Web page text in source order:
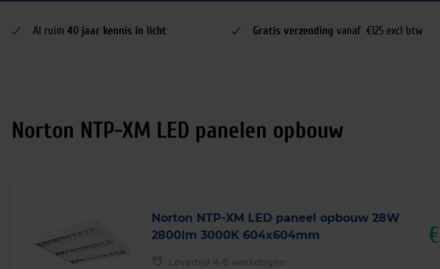
Al ruim 40 jaar kennis in licht Gratis verzending vanaf €125 excl btw
Norton NTP-XM LED panelen opbouw
Norton NTP-XM LED paneel opbouw 28W
2800lm 3000K 604x604mm
Levertijd 4-6 werkdagen
€